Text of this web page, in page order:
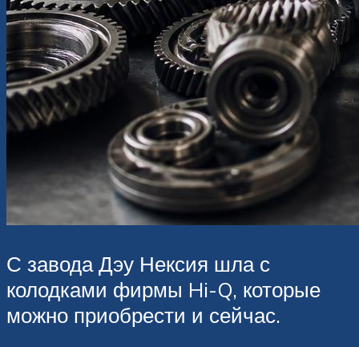
С завода Дэу Нексия шла с
колодками фирмы Hi-Q, которые
можно приобрести и сейчас.